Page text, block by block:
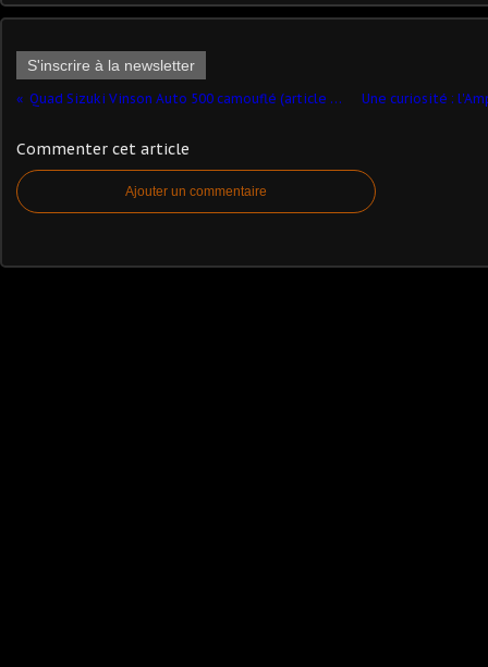
S'inscrire à la newsletter
Quad Sizuki Vinson Auto 500 camouflé (article complété)
Commenter cet article
Ajouter un commentaire